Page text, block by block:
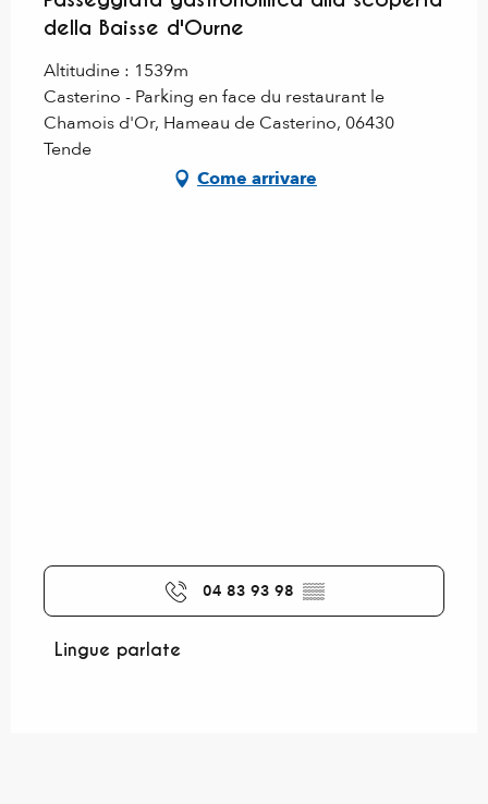
della Baisse d'Ourne
Altitudine : 1539m
Casterino - Parking en face du restaurant le
Chamois d'Or, Hameau de Casterino, 06430
Tende
Come arrivare
04 83 93 98 ▒▒
Lingue parlate
Lingue parlate